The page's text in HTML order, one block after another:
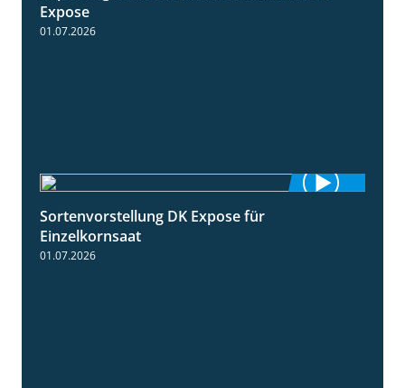
Expose
01.07.2026
Sortenvorstellung DK Expose für
Einzelkornsaat
01.07.2026